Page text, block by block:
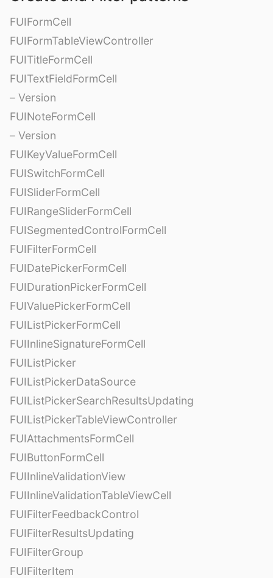
FUIFormCell
FUIFormTableViewController
FUITitleFormCell
FUITextFieldFormCell
– Version
FUINoteFormCell
– Version
FUIKeyValueFormCell
FUISwitchFormCell
FUISliderFormCell
FUIRangeSliderFormCell
FUISegmentedControlFormCell
FUIFilterFormCell
FUIDatePickerFormCell
FUIDurationPickerFormCell
FUIValuePickerFormCell
FUIListPickerFormCell
FUIInlineSignatureFormCell
FUIListPicker
FUIListPickerDataSource
FUIListPickerSearchResultsUpdating
FUIListPickerTableViewController
FUIAttachmentsFormCell
FUIButtonFormCell
FUIInlineValidationView
FUIInlineValidationTableViewCell
FUIFilterFeedbackControl
FUIFilterResultsUpdating
FUIFilterGroup
FUIFilterItem